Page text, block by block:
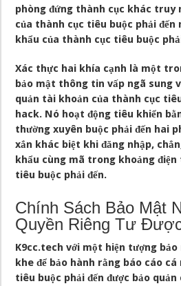
phòng đứng thành cục khác truy
của thành cục tiêu buộc phải đến
khẩu của thành cục tiêu buộc
Xác thực hai khía cạnh là một
bảo mật thông tin vấp ngã sung
quản tài khoản của thành cục
hack. Nó hoạt động tiêu khiển
thường xuyên buộc phải đến hai
xắn khác biệt khi đăng nhập,
khẩu cùng mã trong khoảng
tiêu buộc phải đến.
Chính Sách Bảo Mật
Quyền Riêng Tư
K9cc.tech với một hiện tượng
khe để bảo hành rằng báo cáo
tiêu buộc phải đến được bảo